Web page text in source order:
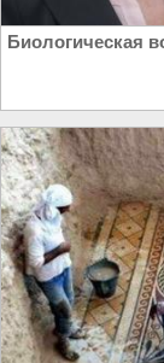
Биологическая